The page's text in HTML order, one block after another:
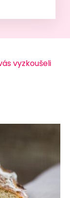
vyzkoušeli